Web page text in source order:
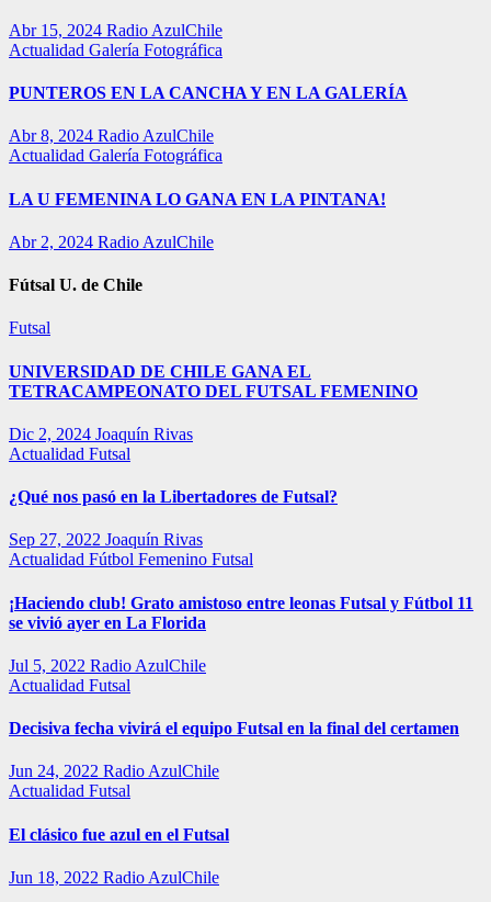
Abr 15, 2024 Radio AzulChile
Actualidad Galería Fotográfica
PUNTEROS EN LA CANCHA Y EN LA GALERÍA
Abr 8, 2024 Radio AzulChile
Actualidad Galería Fotográfica
LA U FEMENINA LO GANA EN LA PINTANA!
Abr 2, 2024 Radio AzulChile
Fútsal U. de Chile
Futsal
UNIVERSIDAD DE CHILE GANA EL
TETRACAMPEONATO DEL FUTSAL FEMENINO
Dic 2, 2024 Joaquín Rivas
Actualidad Futsal
¿Qué nos pasó en la Libertadores de Futsal?
Sep 27, 2022 Joaquín Rivas
Actualidad Fútbol Femenino Futsal
¡Haciendo club! Grato amistoso entre leonas Futsal y Fútbol 11
se vivió ayer en La Florida
Jul 5, 2022 Radio AzulChile
Actualidad Futsal
Decisiva fecha vivirá el equipo Futsal en la final del certamen
Jun 24, 2022 Radio AzulChile
Actualidad Futsal
El clásico fue azul en el Futsal
Jun 18, 2022 Radio AzulChile